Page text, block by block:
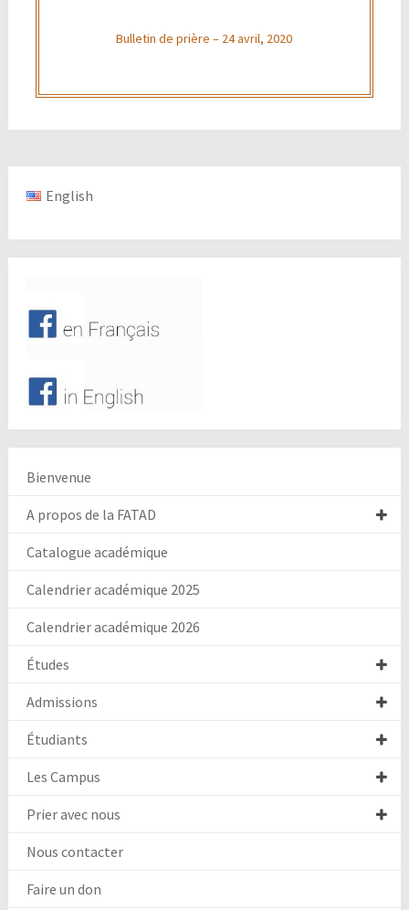
Bulletin de prière – 24 avril, 2020
English
Bienvenue
A propos de la FATAD
Catalogue académique
Calendrier académique 2025
Calendrier académique 2026
Études
Admissions
Étudiants
Les Campus
Prier avec nous
Nous contacter
Faire un don